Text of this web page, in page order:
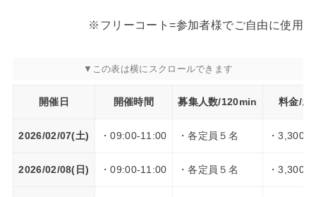
※フリーコート=参加者様でご自由に使用
開催日 開催時間 募集人数/120min 料金/お
2026/02/07(土) ・09:00-11:00 ・各定員５名 ・3,300
2026/02/08(日) ・09:00-11:00 ・各定員５名 ・3,300